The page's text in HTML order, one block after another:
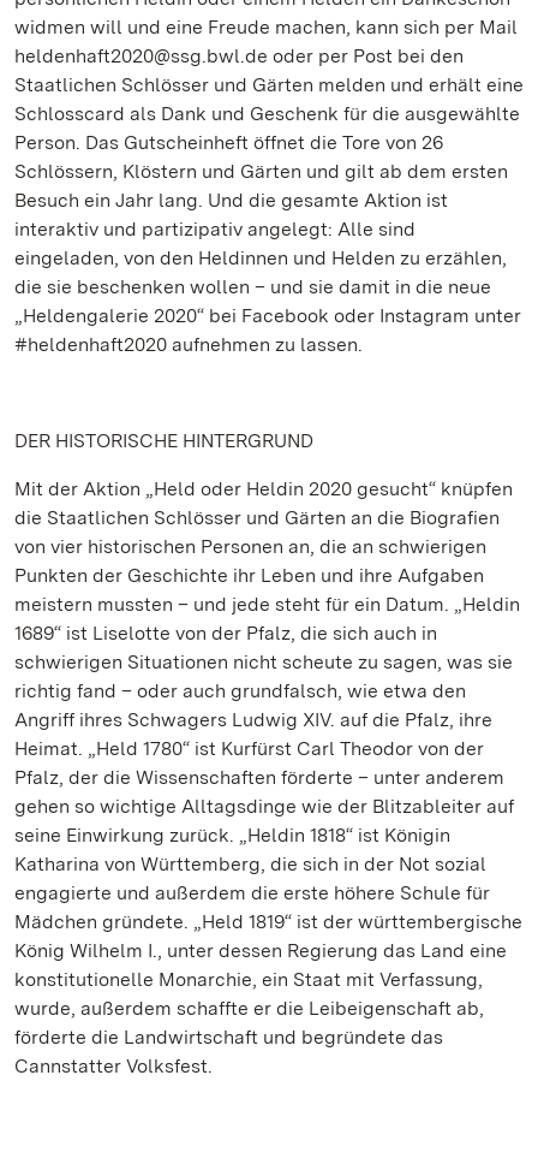
widmen will und eine Freude machen, kann sich per Mail
heldenhaft2020@ssg.bwl.de oder per Post bei den
Staatlichen Schlösser und Gärten melden und erhält eine
Schlosscard als Dank und Geschenk für die ausgewählte
Person. Das Gutscheinheft öffnet die Tore von 26
Schlössern, Klöstern und Gärten und gilt ab dem ersten
Besuch ein Jahr lang. Und die gesamte Aktion ist
interaktiv und partizipativ angelegt: Alle sind
eingeladen, von den Heldinnen und Helden zu erzählen,
die sie beschenken wollen – und sie damit in die neue
„Heldengalerie 2020“ bei Facebook oder Instagram unter
#heldenhaft2020 aufnehmen zu lassen.
DER HISTORISCHE HINTERGRUND
Mit der Aktion „Held oder Heldin 2020 gesucht“ knüpfen
die Staatlichen Schlösser und Gärten an die Biografien
von vier historischen Personen an, die an schwierigen
Punkten der Geschichte ihr Leben und ihre Aufgaben
meistern mussten – und jede steht für ein Datum. „Heldin
1689“ ist Liselotte von der Pfalz, die sich auch in
schwierigen Situationen nicht scheute zu sagen, was sie
richtig fand – oder auch grundfalsch, wie etwa den
Angriff ihres Schwagers Ludwig XIV. auf die Pfalz, ihre
Heimat. „Held 1780“ ist Kurfürst Carl Theodor von der
Pfalz, der die Wissenschaften förderte – unter anderem
gehen so wichtige Alltagsdinge wie der Blitzableiter auf
seine Einwirkung zurück. „Heldin 1818“ ist Königin
Katharina von Württemberg, die sich in der Not sozial
engagierte und außerdem die erste höhere Schule für
Mädchen gründete. „Held 1819“ ist der württembergische
König Wilhelm I., unter dessen Regierung das Land eine
konstitutionelle Monarchie, ein Staat mit Verfassung,
wurde, außerdem schaffte er die Leibeigenschaft ab,
förderte die Landwirtschaft und begründete das
Cannstatter Volksfest.